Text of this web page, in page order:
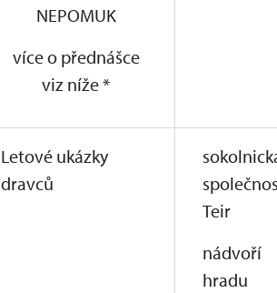
NEPOMUK
více o přednášce
viz níže *
Letové ukázky
dravců
Teir
nádvoří
hradu